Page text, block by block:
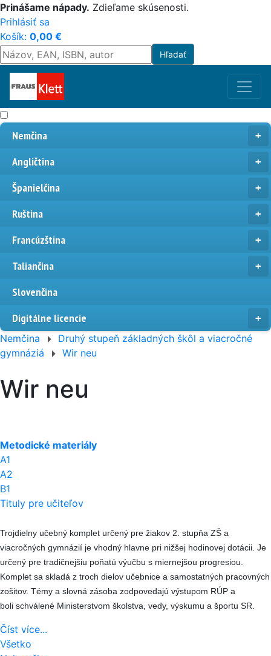
Prinášame nápady. Zdieľame skúsenosti.
Prihlásiť sa
Košík: 0,00 €
Nemčina
Angličtina
Španielčina
Ruština
Francúzština
Taliančina
Slovenčina
Digitálne licencie
Nemčina
Druhý stupeň základných škôl a viacročné
gymnáziá
Wir neu
Wir neu
Metodické materiály
A1
A2
B1
Tituly pre učiteľov
Trojdielny učebný komplet určený pre žiakov 2. stupňa ZŠ a
viacročných gymnázií je vhodný hlavne pri nižšej hodinovej dotácii. Je
určený pre tradičnejšiu poňatú výučbu s miernejšou progresiou.
Komplet sa skladá z troch dielov učebnice a samostatných pracovných
zošitov. Témy a slovná zásoba zodpovedajú výstupom RÚP a
boli schválené Ministerstvom školstva, vedy, výskumu a športu SR.
Číst více...
Všetko